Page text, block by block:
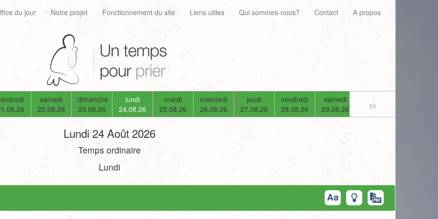
du jour Notre projet Fonctionnement du site Liens utiles Qui sommes-nous? Contact A propos
samedi
22.08.26
dimanche
23.08.26
lundi
24.08.26
mardi
25.08.26
mercredi
26.08.26
jeudi
27.08.26
vendredi
28.08.26
samedi
29.08.26
30.08.26
»
Lundi 24 Août 2026
Temps ordinaire
Lundi